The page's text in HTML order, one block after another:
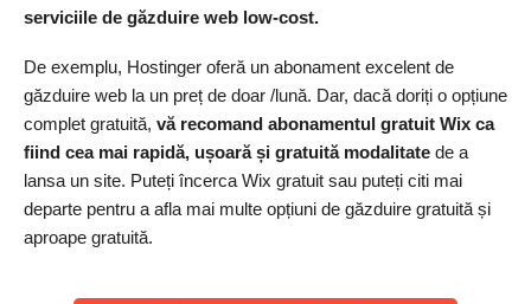
serviciile de găzduire web low-cost.
De exemplu, Hostinger oferă un abonament excelent de
găzduire web la un preț de doar /lună. Dar, dacă doriți o opțiune
complet gratuită, vă recomand abonamentul gratuit Wix ca
fiind cea mai rapidă, ușoară și gratuită modalitate de a
lansa un site. Puteți încerca Wix gratuit sau puteți citi mai
departe pentru a afla mai multe opțiuni de găzduire gratuită și
aproape gratuită.